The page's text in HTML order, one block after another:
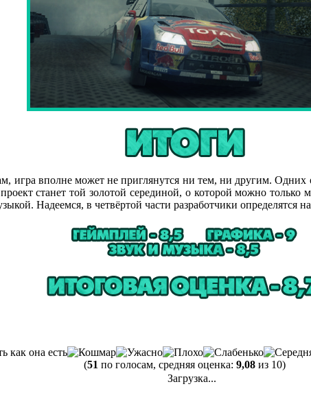
игра вполне может не приглянутся ни тем, ни другим. Одних
станет той золотой серединой, о которой можно только
Надеемся, в четвёртой части разработчики определятся
(51 по голосам, средняя оценка: 9,08 из 10)
Загрузка...